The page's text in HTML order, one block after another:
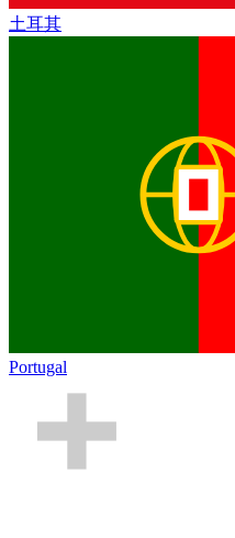
土耳其
Portugal